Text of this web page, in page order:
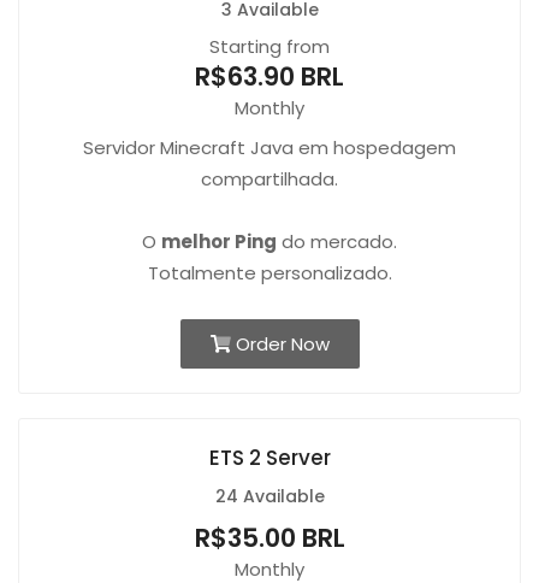
3 Available
Starting from
R$63.90 BRL
Monthly
Servidor Minecraft Java em hospedagem
compartilhada.
O melhor Ping do mercado.
Totalmente personalizado.
Order Now
ETS 2 Server
24 Available
R$35.00 BRL
Monthly